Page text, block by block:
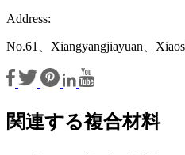
Address:
No.61、Xiangyangjiayuan、
関連する複合材料